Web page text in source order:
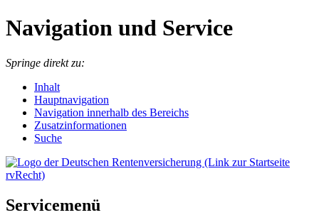
Navigation und Service
Springe direkt zu:
Inhalt
Hauptnavigation
Navigation innerhalb des Bereichs
Zusatzinformationen
Suche
Servicemenü